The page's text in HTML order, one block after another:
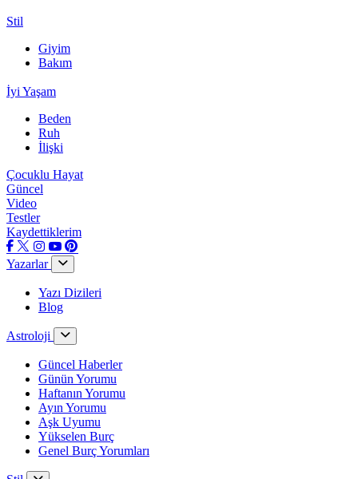
Stil
Giyim
Bakım
İyi Yaşam
Beden
Ruh
İlişki
Çocuklu Hayat
Güncel
Video
Testler
Kaydettiklerim
Yazarlar
Yazı Dizileri
Blog
Astroloji
Güncel Haberler
Günün Yorumu
Haftanın Yorumu
Ayın Yorumu
Aşk Uyumu
Yükselen Burç
Genel Burç Yorumları